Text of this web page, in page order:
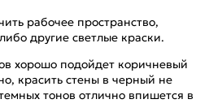
рабочее пространство,
другие светлые краски.
хорошо подойдет коричневый
красить стены в черный не
тонов отлично впишется в